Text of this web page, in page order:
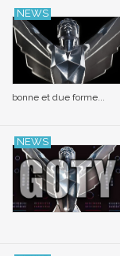
bonne et due forme...